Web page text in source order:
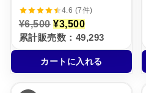
フ】5%
4.6 (7件)
¥6,500 元
の
価
格
は
¥
¥3,500現
在
の
価
格
は
累計販売数：49,293
カートに入れる